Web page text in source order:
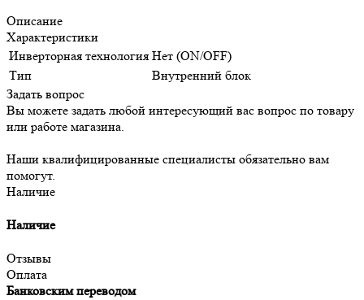
Описание
Характеристики
Инверторная технология Нет (ON/OFF)
Тип
Внутренний блок
Задать вопрос
Вы можете задать любой интересующий вас вопрос по товару
или работе магазина.
Наши квалифицированные специалисты обязательно вам
помогут.
Наличие
Наличие
Отзывы
Оплата
Банковским переводом